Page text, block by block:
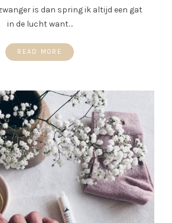
is dan spring ik altijd een gat
in de lucht want…
READ MORE